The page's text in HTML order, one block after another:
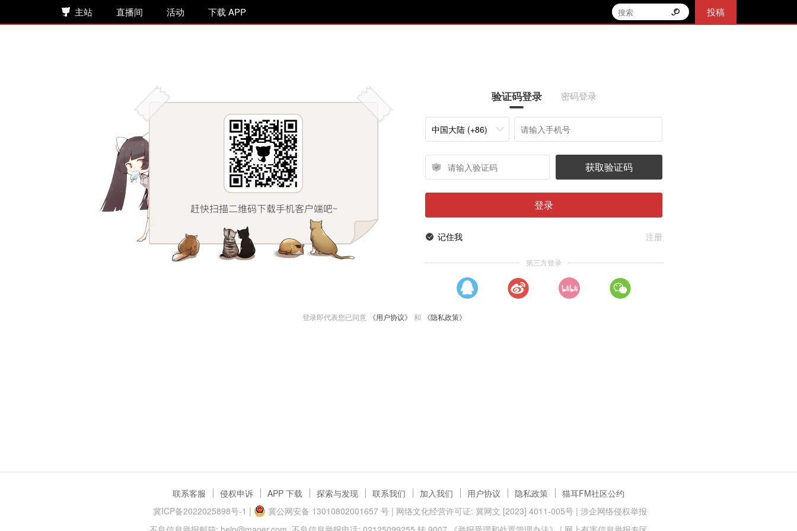
主站 直播间 活动 下载 APP 投稿
验证码登录 密码登录
中国大陆 (+86)
获取验证码
登录
记住我 注册
第三方登录
登录即代表您已同意 《用户协议》 和 《隐私政策》
联系客服 侵权申诉 APP 下载 探索与发现 联系我们 加入我们 用户协议 隐私政策
猫耳FM社区公约
冀ICP备2022025898号-1 | 冀公网安备 13010802001657 号| 网络文化经营许可证: 冀网文 [2023] 4011-005号 | 涉企网络侵权举报